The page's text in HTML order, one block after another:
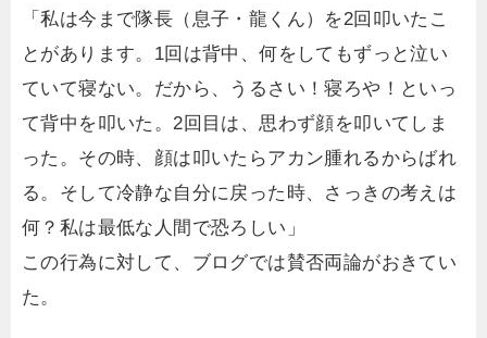
「私は今まで隊長（息子・龍くん）を2回叩いたこ
とがあります。1回は背中、何をしてもずっと泣い
ていて寝ない。だから、うるさい！寝ろや！といっ
て背中を叩いた。2回目は、思わず顔を叩いてしま
った。その時、顔は叩いたらアカン腫れるからばれ
る。そして冷静な自分に戻った時、さっきの考えは
何？私は最低な人間で恐ろしい」
この行為に対して、ブログでは賛否両論がおきてい
た。